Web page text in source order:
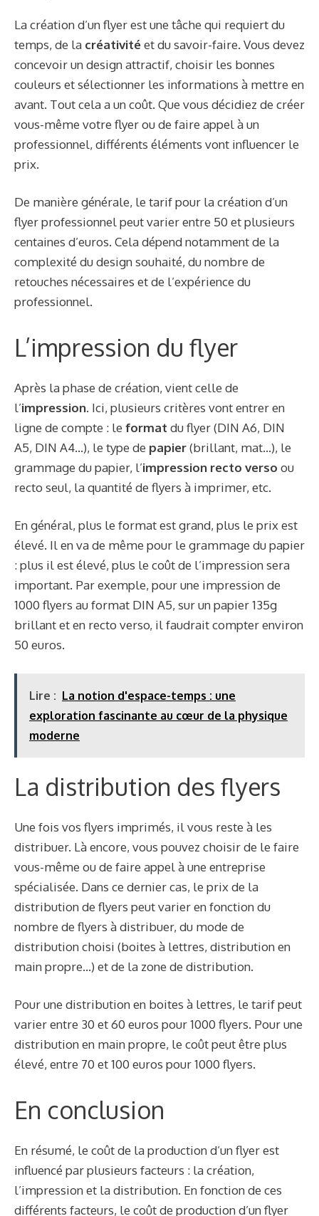
La création d’un flyer est une tâche qui requiert du
temps, de la créativitéet du savoir-faire. Vous devez
concevoir un design attractif, choisir les bonnes
couleurs et sélectionner les informations à mettre en
avant. Tout cela a un coût. Que vous décidiez de créer
vous-même votre flyer ou de faire appel à un
professionnel, différents éléments vont influencer le
prix.
De manière générale, le tarif pour la création d’un
flyer professionnel peut varier entre 50 et plusieurs
centaines d’euros. Cela dépend notamment de la
complexité du design souhaité, du nombre de
retouches nécessaires et de l’expérience du
professionnel.
L’impression du flyer
Après la phase de création, vient celle de
l’impression. Ici, plusieurs critères vont entrer en
ligne de compte : le format du flyer (DIN A6, DIN
A5, DIN A4…), le type de papier(brillant, mat…), le
grammage du papier, l’impression recto verso ou
recto seul, la quantité de flyers à imprimer, etc.
En général, plus le format est grand, plus le prix est
élevé. Il en va de même pour le grammage du papier
: plus il est élevé, plus le coût de l’impression sera
important. Par exemple, pour une impression de
1000 flyers au format DIN A5, sur un papier 135g
brillant et en recto verso, il faudrait compter environ
50 euros.
Lire : La notion d'espace-temps : une
exploration fascinante au cœur de la physique
moderne
La distribution des flyers
Une fois vos flyers imprimés, il vous reste à les
distribuer. Là encore, vous pouvez choisir de le faire
vous-même ou de faire appel à une entreprise
spécialisée. Dans ce dernier cas, le prix de la
distribution de flyers peut varier en fonction du
nombre de flyers à distribuer, du mode de
distribution choisi (boites à lettres, distribution en
main propre…) et de la zone de distribution.
Pour une distribution en boites à lettres, le tarif peut
varier entre 30 et 60 euros pour 1000 flyers. Pour une
distribution en main propre, le coût peut être plus
élevé, entre 70 et 100 euros pour 1000 flyers.
En conclusion
En résumé, le coût de la production d’un flyer est
influencé par plusieurs facteurs : la création,
l’impression et la distribution. En fonction de ces
différents facteurs, le coût de production d’un flyer